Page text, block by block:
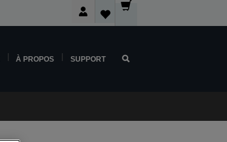
À PROPOS SUPPORT